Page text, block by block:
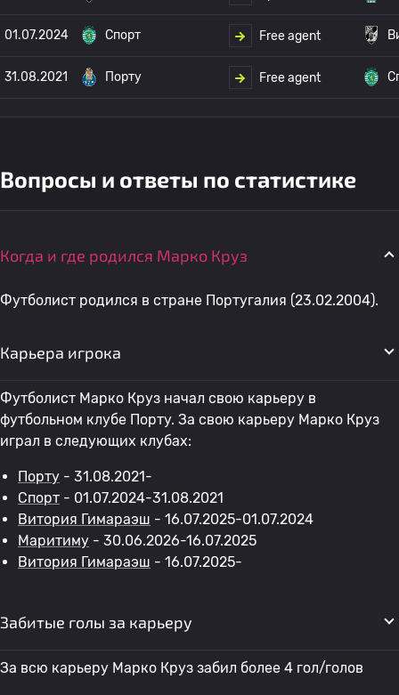
01.07.2024 Спорт Free agent
31.08.2021 Порту Free agent
Вопросы и ответы по статистике
Когда и где родился Марко Круз
Футболист родился в стране Португалия (23.02.2004).
Карьера игрока
Футболист Марко Круз начал свою карьеру в
футбольном клубе Порту. За свою карьеру Марко Круз
играл в следующих клубах:
Порту - 31.08.2021-
Спорт - 01.07.2024-31.08.2021
Витория Гимараэш - 16.07.2025-01.07.2024
Маритиму - 30.06.2026-16.07.2025
Витория Гимараэш - 16.07.2025-
Забитые голы за карьеру
За всю карьеру Марко Круз забил более 4 гол/голов